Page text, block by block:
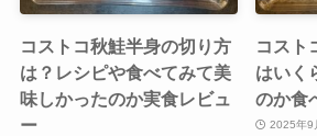
コストコ秋鮭半身の切り方
は？レシピや食べてみて美
味しかったのか実食レビュ
ー
コスト
はいく
のか食
2025年9